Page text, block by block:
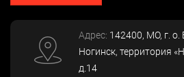
Адрес: 142400, МО, г. о.
Ногинск, территория
д.14